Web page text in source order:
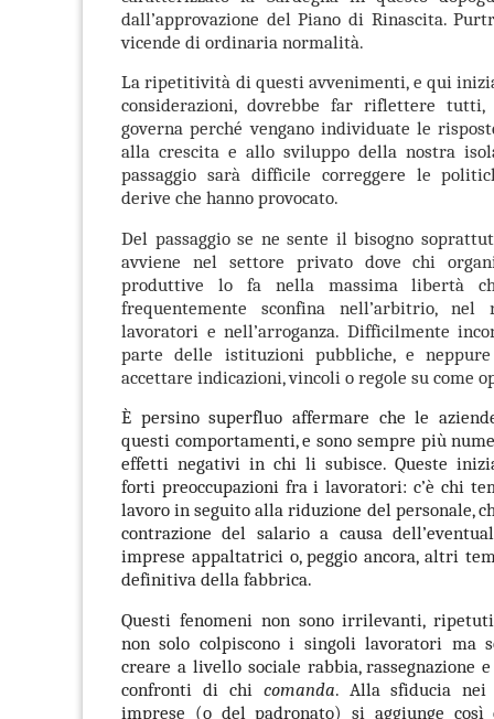
dall’approvazione del Piano di Rinascita.
vicende di ordinaria normalità.
La ripetitività di questi avvenimenti, e qui
considerazioni, dovrebbe far riflettere
governa perché vengano individuate le
alla crescita e allo sviluppo della nostra
passaggio sarà difficile correggere le
derive che hanno provocato.
Del passaggio se ne sente il bisogno
avviene nel settore privato dove chi
produttive lo fa nella massima libertà
frequentemente sconfina nell’arbitrio,
lavoratori e nell’arroganza. Difficilmente
parte delle istituzioni pubbliche, e
accettare indicazioni, vincoli o regole su come
È persino superfluo affermare che le
questi comportamenti, e sono sempre più
effetti negativi in chi li subisce. Queste
forti preoccupazioni fra i lavoratori: c’è chi
lavoro in seguito alla riduzione del personale,
contrazione del salario a causa
imprese appaltatrici o, peggio ancora, altri
definitiva della fabbrica.
Questi fenomeni non sono irrilevanti,
non solo colpiscono i singoli lavoratori ma
creare a livello sociale rabbia, rassegnazione
confronti di chi comanda. Alla sfiducia nei
imprese (o del padronato) si aggiunge così